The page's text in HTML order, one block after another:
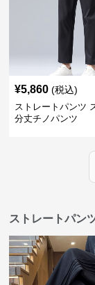
¥5,860 (税込)
ストレートパンツ
分丈チノパンツ
ストレートパン